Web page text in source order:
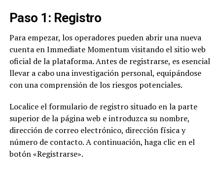
Paso 1: Registro
Para empezar, los operadores pueden abrir una nueva
cuenta en Immediate Momentum visitando el sitio web
oficial de la plataforma. Antes de registrarse, es esencial
llevar a cabo una investigación personal, equipándose
con una comprensión de los riesgos potenciales.
Localice el formulario de registro situado en la parte
superior de la página web e introduzca su nombre,
dirección de correo electrónico, dirección física y
número de contacto. A continuación, haga clic en el
botón «Registrarse».